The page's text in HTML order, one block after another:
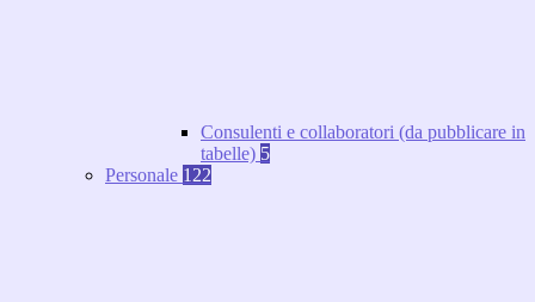
Consulenti e collaboratori (da pubblicare in
tabelle) 5
Personale 122